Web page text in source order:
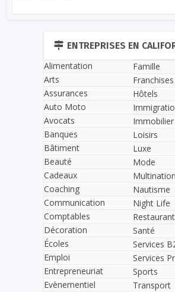
ENTREPRISES EN
Alimentation
Arts
Assurances
Auto Moto
Avocats
Banques
Bâtiment
Beauté
Cadeaux
Coaching
Communication
Comptables
Décoration
Écoles
Emploi
Entrepreneuriat
Evènementiel
Famille
Franchises
Hôtels
Immobilier
Loisirs
Luxe
Mode
Nautisme
Night Life
Santé
Services
Services
Sports
Transport